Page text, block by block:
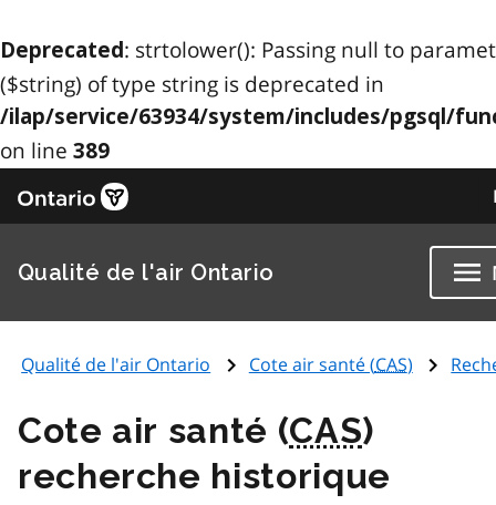
Deprecated: strtolower(): Passing null to
($string) of type string is deprecated in
/ilap/service/63934/system/includes/pgsql/
on line 389
Qualité de l'air Ontario
Qualité de l'air Ontario Cote air santé (CAS)
Cote air santé (CAS)
recherche historique